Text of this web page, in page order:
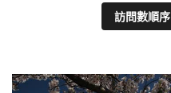
訪問數順序